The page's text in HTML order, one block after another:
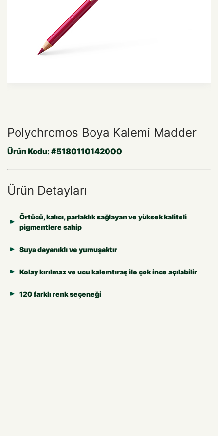
Polychromos Boya Kalemi Madder
Ürün Kodu: #5180110142000
Ürün Detayları
Örtücü, kalıcı, parlaklık sağlayan ve yüksek kaliteli
pigmentlere sahip
Suya dayanıklı ve yumuşaktır
Kolay kırılmaz ve ucu kalemtıraş ile çok ince açılabilir
120 farklı renk seçeneği